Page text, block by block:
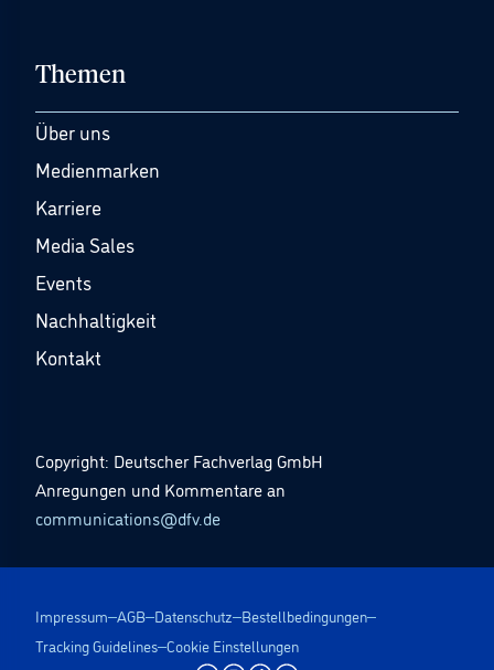
Themen
Über uns
Medienmarken
Karriere
Media Sales
Events
Nachhaltigkeit
Kontakt
Copyright: Deutscher Fachverlag GmbH
Anregungen und Kommentare an
communications@dfv.de
Impressum AGB Datenschutz Bestellbedingungen
Tracking Guidelines Cookie Einstellungen